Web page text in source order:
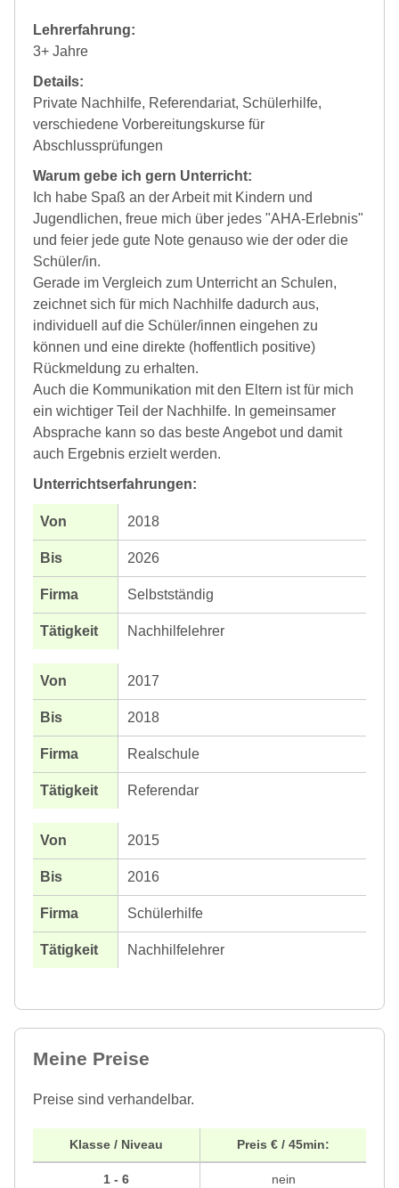
Lehrerfahrung:
3+ Jahre
Details:
Private Nachhilfe, Referendariat, Schülerhilfe,
verschiedene Vorbereitungskurse für
Abschlussprüfungen
Warum gebe ich gern Unterricht:
Ich habe Spaß an der Arbeit mit Kindern und
Jugendlichen, freue mich über jedes "AHA-Erlebnis"
und feier jede gute Note genauso wie der oder die
Schüler/in.
Gerade im Vergleich zum Unterricht an Schulen,
zeichnet sich für mich Nachhilfe dadurch aus,
individuell auf die Schüler/innen eingehen zu
können und eine direkte (hoffentlich positive)
Rückmeldung zu erhalten.
Auch die Kommunikation mit den Eltern ist für mich
ein wichtiger Teil der Nachhilfe. In gemeinsamer
Absprache kann so das beste Angebot und damit
auch Ergebnis erzielt werden.
Unterrichtserfahrungen:
2018
2026
Selbstständig
Nachhilfelehrer
2017
2018
Realschule
Referendar
2015
2016
Schülerhilfe
Nachhilfelehrer
Meine Preise
Preise sind verhandelbar.
Klasse / Niveau
1 - 6
Preis € / 45min:
nein